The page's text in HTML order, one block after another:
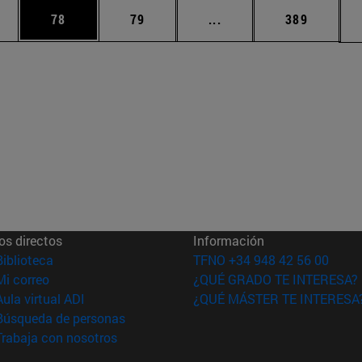
Use TAB para desplazarse.
Página
78 Página
79 ... Páginas intermedias
Página
389
directos
(abre en nueva ventana)
correo(abre en nueva ventana)
virtual ADI (abre en nueva ventana)
de personas(abre en nueva ventana)
con nosotros(abre en nueva ventana)
Información
TFNO +34 948 42 56 00
¿QUÉ GRADO TE INTERESA?
¿QUÉ MÁSTER TE